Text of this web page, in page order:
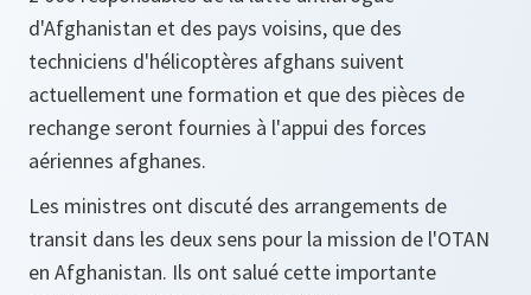
d'Afghanistan et des pays voisins, que des
techniciens d'hélicoptères afghans suivent
actuellement une formation et que des pièces de
rechange seront fournies à l'appui des forces
aériennes afghanes.
Les ministres ont discuté des arrangements de
transit dans les deux sens pour la mission de l'OTAN
en Afghanistan. Ils ont salué cette importante